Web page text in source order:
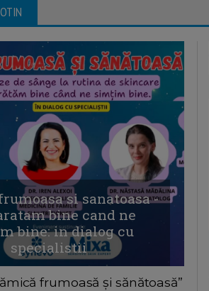
si sanatoasa -
bine cand ne
bine: in dialog cu
specialistii
frumoasă și sănătoasă”